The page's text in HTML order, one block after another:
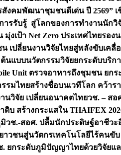
สังคมพัฒนาชุมชนดีเด่น ปี
ารรับรู้ สู่โลกของการทำงานนักวิ
งเป้า Net Zero ประเทศไทยรอง
เปลี่ยนงานวิจัยไทยสู่พลังขับเคลื่
นแบบนวัตกรรมวิจัยยกระดับบริ
Unit ตรวจอาหารถึงชุมชน ยก
รมไทยสร้างชื่อบนเวทีโลก คว้ารา
านวิจัย เปลี่ยนอนาคตไทยวช. – สอ
บ สร้างกระแสใน THAIFEX
วช.-สอศ. ปลื้มนักประดิษฐ์อาชีวะ
าวชนสู่นวัตกรเทคโนโลยีไร้คนขั
. ยกระดับภูมิปัญญาไทยด้วยวิจัยแ